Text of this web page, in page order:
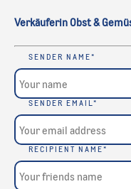
Verkäuferin Obst &
SENDER NAME*
SENDER EMAIL*
RECIPIENT NAME*